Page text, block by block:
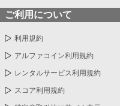
ご利用について
利用規約
アルファコイン利用規約
レンタルサービス利用規約
スコア利用規約